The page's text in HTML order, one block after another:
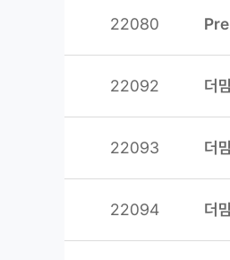
22080
22092 더
22093 더
22094 더